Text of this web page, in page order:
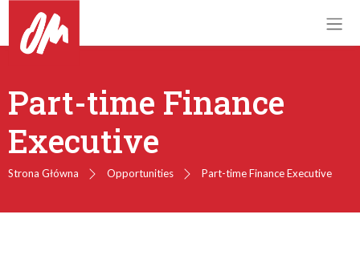
Part-time Finance
Executive
Strona Główna Opportunities Part-time Finance Executive